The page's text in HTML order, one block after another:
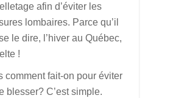
afin d’éviter les
lombaires. Parce qu’il
le dire, l’hiver au Québec,
!
comment fait-on pour éviter
blesser? C’est simple.